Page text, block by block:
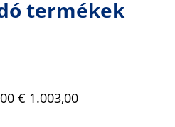
termékek
Original
€ 1.003,00Current